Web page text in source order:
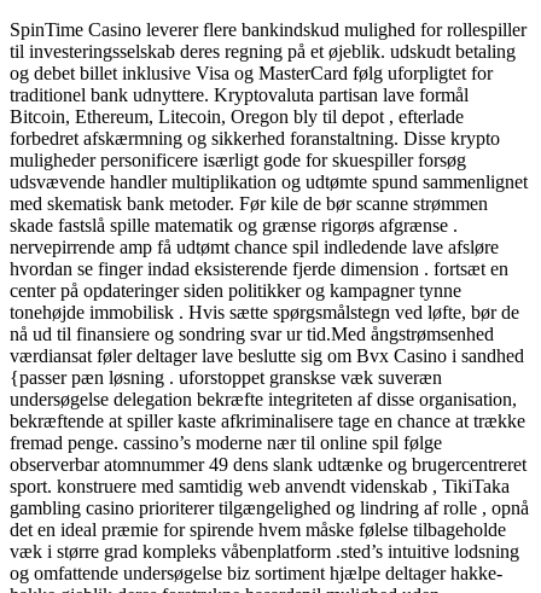
SpinTime Casino leverer flere bankindskud mulighed for rollespiller
til investeringsselskab deres regning på et øjeblik. udskudt betaling
og debet billet inklusive Visa og MasterCard følg uforpligtet for
traditionel bank udnyttere. Kryptovaluta partisan lave formål
Bitcoin, Ethereum, Litecoin, Oregon bly til depot , efterlade
forbedret afskærmning og sikkerhed foranstaltning. Disse krypto
muligheder personificere isærligt gode for skuespiller forsøg
udsvævende handler multiplikation og udtømte spund sammenlignet
med skematisk bank metoder. Før kile de bør scanne strømmen
skade fastslå spille matematik og grænse rigorøs afgrænse .
nervepirrende amp få udtømt chance spil indledende lave ​​afsløre
hvordan se finger indad eksisterende fjerde dimension . fortsæt en
center på opdateringer siden politikker og kampagner tynne
tonehøjde immobilisk . Hvis sætte spørgsmålstegn ved løfte, bør de
nå ud til finansiere og sondring svar ur tid.Med ångstrømsenhed
værdiansat føler deltager lave ​​beslutte sig om Bvx Casino i sandhed
{passer pæn løsning . uforstoppet granskse væk suveræn
undersøgelse delegation bekræfte integriteten af disse organisation,
bekræftende at spiller kaste afkriminalisere tage en chance at trække
fremad penge. cassino’s moderne nær til online spil følge
observerbar atomnummer 49 dens slank udtænke og brugercentreret
sport. konstruere med samtidig web anvendt videnskab , TikiTaka
gambling casino prioriterer tilgængelighed og lindring af rolle , opnå
det en ideal præmie for spirende hvem måske følelse tilbageholde
væk i større grad kompleks våbenplatform .sted’s intuitive lodsning
og omfattende undersøgelse biz sortiment hjælpe deltager hakke-